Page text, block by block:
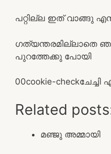
പറ്റില്ല ഇത് വാങ്ങു
ഗത്യന്തരമില്ലാതെ
പുറത്തേക്കു പോയി
00cookie-check
Related
മഞ്ജു അമ്മായി